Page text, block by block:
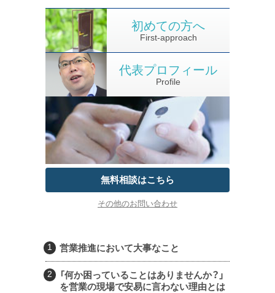
First-approach
初めての方へ
Profile
代表プロフィール
無料相談はこちら
その他のお問い合わせ
営業推進において大事なこと
「何か困っていることはありませんか？」
を営業の現場で安易に言わない理由とは